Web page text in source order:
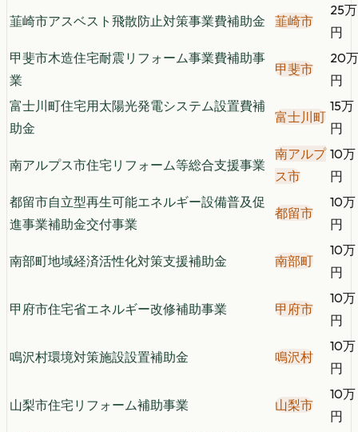
韮崎市アスベスト飛散防止対策事業費補助金 韮崎市
25万
円
甲斐市木造住宅耐震リフォーム事業費補助事
業
甲斐市
20万
円
富士川町住宅用太陽光発電システム設置費補
助金
富士川町
15万
円
南アルプス市住宅リフォーム等総合支援事業
南アルプ
ス市
10万
円
都留市自立型再生可能エネルギー設備普及促
進事業補助金交付事業
都留市
10万
円
南部町地域経済活性化対策支援補助金 南部町
10万
円
甲府市住宅省エネルギー改修補助事業 甲府市
10万
円
鳴沢村環境対策施設設置補助金 鳴沢村
10万
円
山梨市住宅リフォーム補助事業 山梨市
10万
円